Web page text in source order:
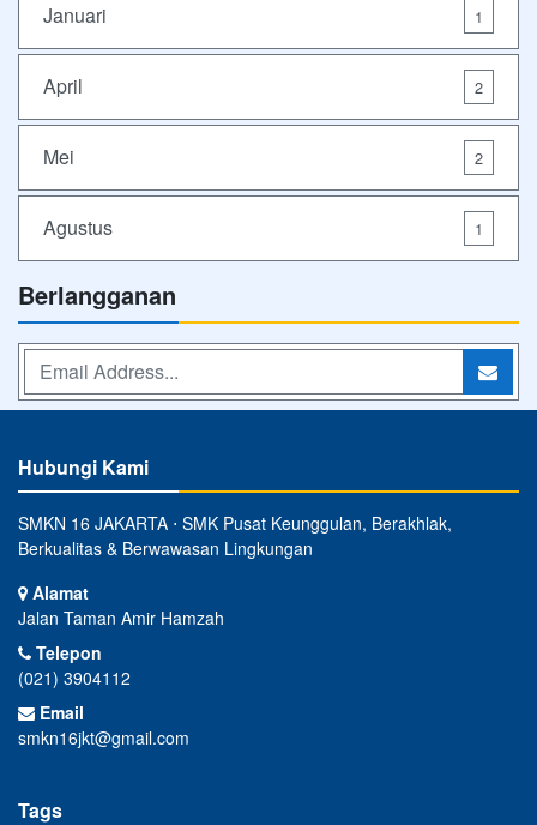
Januari 1
April 2
Mei 2
Agustus 1
Berlangganan
Hubungi Kami
SMKN 16 JAKARTA ⋅ SMK Pusat Keunggulan, Berakhlak,
Berkualitas & Berwawasan Lingkungan
Alamat
Jalan Taman Amir Hamzah
Telepon
(021) 3904112
Email
smkn16jkt@gmail.com
Tags